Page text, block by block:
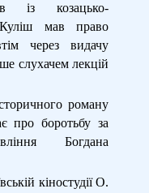
із козацько-
мав право
через видачу
слухачем лекцій
роману
про боротьбу за
Богдана
кіностудії О.